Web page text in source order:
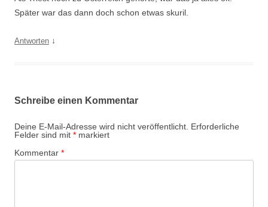
Später war das dann doch schon etwas skuril.
Antworten ↓
Schreibe einen Kommentar
Deine E-Mail-Adresse wird nicht veröffentlicht. Erforderliche
Felder sind mit * markiert
Kommentar *